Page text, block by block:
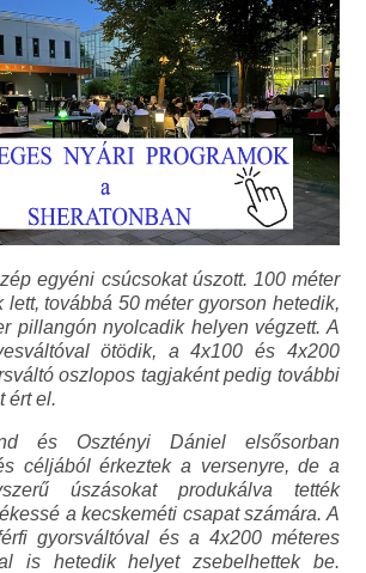
egyéni csúcsokat úszott. 100 méter
továbbá 50 méter gyorson hetedik,
pillangón nyolcadik helyen végzett. A
ötödik, a 4x100 és 4x200
oszlopos tagjaként pedig további
ért el.
és Osztényi Dániel elsősorban
céljából érkeztek a versenyre, de a
úszásokat produkálva tették
a kecskeméti csapat számára. A
gyorsváltóval és a 4x200 méteres
is hetedik helyet zsebelhettek be.